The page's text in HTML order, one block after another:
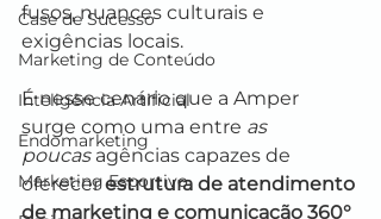
Case de Sucesso
Marketing de Conteúdo
Inteligência Artificial
Endomarketing
Marketing Esportivo
fusos, nuances culturais e
exigências locais.
É nesse cenário que a Amper
surge como uma entre as
poucas agências capazes de
oferecer estrutura de atendimento
de marketing e comunicação 360°